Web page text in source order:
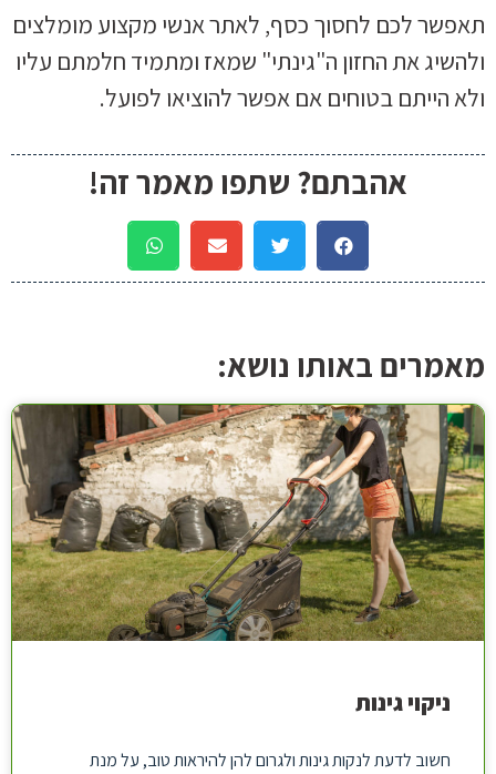
תאפשר לכם לחסוך כסף, לאתר אנשי מקצוע מומלצים
ולהשיג את החזון ה"גינתי" שמאז ומתמיד חלמתם עליו
ולא הייתם בטוחים אם אפשר להוציאו לפועל.
אהבתם? שתפו מאמר זה!
מאמרים באותו נושא:
ניקוי גינות
חשוב לדעת לנקות גינות ולגרום להן להיראות טוב, על מנת